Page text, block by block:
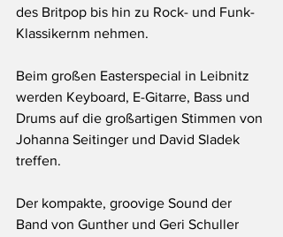
des Britpop bis hin zu Rock- und Funk-
Klassikernm nehmen.
Beim großen Easterspecial in Leibnitz
werden Keyboard, E-Gitarre, Bass und
Drums auf die großartigen Stimmen von
Johanna Seitinger und David Sladek
treffen.
Der kompakte, groovige Sound der
Band von Gunther und Geri Schuller